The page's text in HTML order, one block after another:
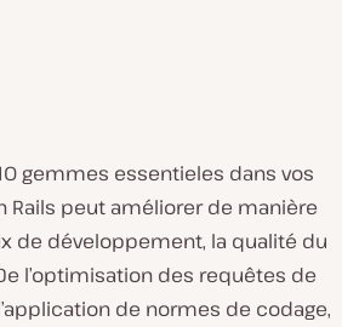
gemmes essentieles dans vos
Rails peut améliorer de manière
de développement, la qualité du
l’optimisation des requêtes de
de normes de codage,